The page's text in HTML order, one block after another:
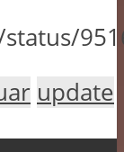
update